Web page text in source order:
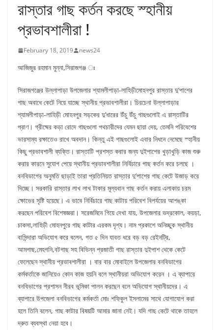
রাস্তার গাছ কর্তন করছে স্হানীয়
প্রভাবশালীরা !
February 18, 2019 news24
আজিজুর রহমান মুন্না,সিরাজগঞ্জ ঃ
সিরাজগঞ্জের উল্লাপাড়া উপজেলার শ্যামলীপাড়া-লাহিড়ীমোহনপুর রাস্তার দু’পাশের
গাছ অবাধে কেটে নিয়ে যাচ্ছে স্থানীয় প্রভাবশালীরা। চিরচেনা উল্লাপাড়ার
শ্যামলীপাড়া-লাহিড়ী মোহনপুর সড়কের দু’ধারের উঁচু উঁচু গাছগুলোই এ রাস্তাটির
প্রাণ। গ্রীষ্মের কড়া রোদে গাছগুলো পথচারীদের যেমন ছায়া দেয়, তেমনি পরিবেশের
ভারসাম্য রক্ষাতেও রাখে অবদান। কিন্তু এই গাছগুলোই এবার নিধনে নেমেছে স্হানীয়
কিছু প্রভাবশালী ব্যক্তি। রাস্তাটি প্রশস্ত করার জন্য দুইপাশের খুড়াখুড়ি কাজ শুরু
করার কারনে সুযোগ পেয়ে স্থানীয় প্রভাবশালীরা নির্বিচারে গাছ কর্তন করে চলছে ।
বনবিভাগের অনুমতি ছাড়াই তারা প্রতিনিয়ত রাস্তার দু’পাশের গাছ কেটে উজাড় করে
দিচ্ছে। সরকারি রাস্তার লাখ লাখ টাকার মূল্যবান গাছ কর্তন করায় এলাকায় চরম
ক্ষোভের সৃষ্টি হয়েছে। এ ভাবে নির্বিচারে গাছ কাটায় পরিবেশ বিপর্যয়ের আশঙ্কা
করছেন পরিবেশ বিশেষজ্ঞরা। সরেজমিনে গিয়ে দেখা যায়, উপজেলার ভদ্রকোল, কয়ড়া,
চাকসা,লাহিড়ী মোহনপুরে গাছ কাটার এরকম দৃশ্য। নাম প্রকাশে অনিচ্ছুক স্থানীয়
বাসিন্দারা অভিযোগ করে বলেন, গত ৫ দিন যাবত ধরে বড় বড় রেইনট্রি,
আমগাছ,মেহগনি,বটগাছ সহ বিভিন্ন প্রজাতী গাছ রাস্তার দুইপাশ থেকে কেটে
ফেলেছেন স্থানীয় প্রভাবশালীরা । বার বার মোবাইলে উপজেলার বনবিভাগের
কর্মকর্তাকে জানিয়েও কোন কাজ হয়নি বলে স্থানীয়রা অভিযোগ করেন । এ ব্যাপারে
বনবিভাগের প্রশাসন নীরব ভূমিকা পালন করছেন বলে অভিযোগ স্থানীয়দের। এ
ব্যাপারে উপজেলা বনবিভাগের কর্মকর্তা মোঃ শফিকুল ইসলামের সাথে যোগাযোগ করা
হলে তিনি বলেন, গাছ কাটার বিষয়টি আমার জানা নেই। যদি গাছ কেটে থাকে তাহলে
দ্রুত ব্যবস্থা নেয়া হবে।